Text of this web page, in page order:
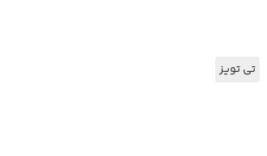
تی تویز